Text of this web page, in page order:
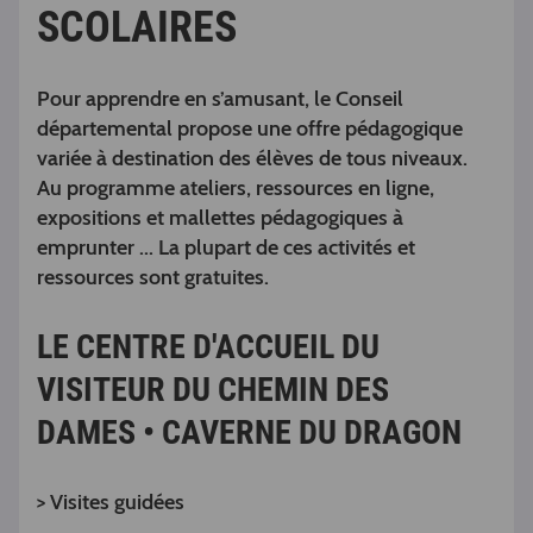
SCOLAIRES
Pour apprendre en s’amusant, le Conseil
départemental propose une offre pédagogique
variée à destination des élèves de tous niveaux.
Au programme ateliers, ressources en ligne,
expositions et mallettes pédagogiques à
emprunter ... La plupart de ces activités et
ressources sont gratuites.
LE CENTRE D'ACCUEIL DU
VISITEUR DU CHEMIN DES
DAMES • CAVERNE DU DRAGON
> Visites guidées